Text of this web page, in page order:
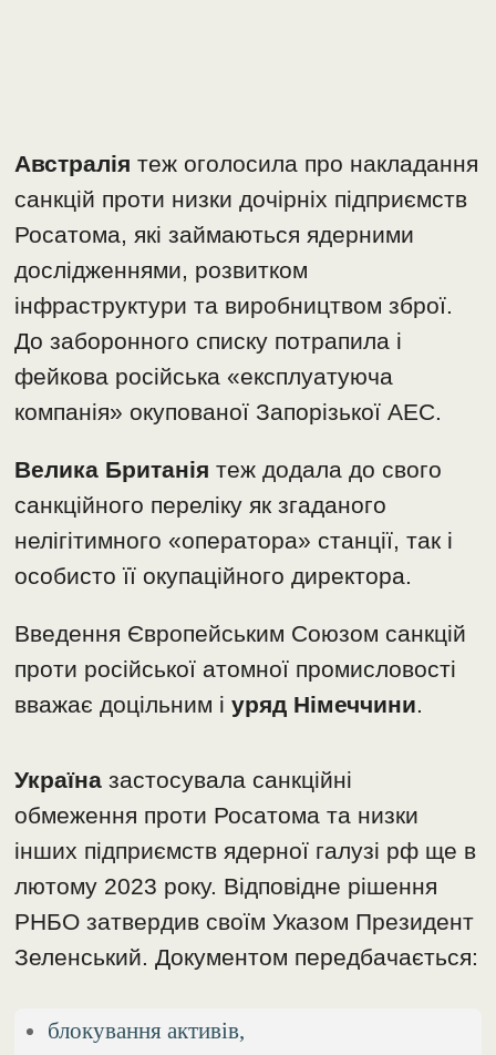
Австралія теж оголосила про накладання
санкцій проти низки дочірніх підприємств
Росатома, які займаються ядерними
дослідженнями, розвитком
інфраструктури та виробництвом зброї.
До заборонного списку потрапила і
фейкова російська «експлуатуюча
компанія» окупованої Запорізької АЕС.
Велика Британія теж додала до свого
санкційного переліку як згаданого
нелігітимного «оператора» станції, так і
особисто її окупаційного директора.
Введення Європейським Союзом санкцій
проти російської атомної промисловості
вважає доцільним і уряд Німеччини.
Україна застосувала санкційні
обмеження проти Росатома та низки
інших підприємств ядерної галузі рф ще в
лютому 2023 року. Відповідне рішення
РНБО затвердив своїм Указом Президент
Зеленський. Документом передбачається:
блокування активів,